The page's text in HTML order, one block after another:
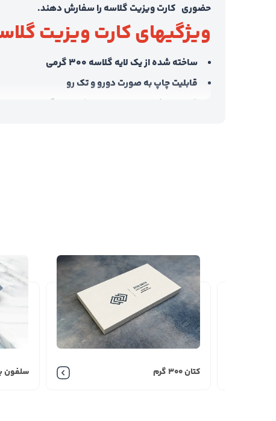
حضوری کارت ویزیت گلاسه را سفارش دهند.
ویژگیهای کارت ویزیت
ساخته شده از یک لایه گلاسه ۳۰۰ گرمی
قابلیت چاپ به صورت دورو و تک رو
قابلیت برش به صورت دور صاف و دورگرد
نکات طراحی کارت ویزیت
سلفون کتان 300 گرم